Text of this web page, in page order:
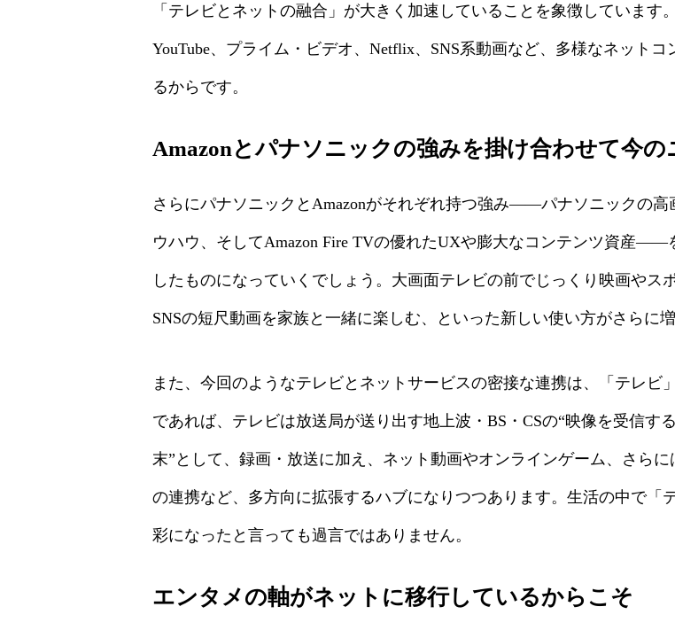
「テレビとネットの融合」が大きく加速していることを象徴しています
YouTube、プライム・ビデオ、Netflix、SNS系動画など、多様なネット
るからです。
Amazonとパナソニックの強みを掛け合わせて今の
さらにパナソニックとAmazonがそれぞれ持つ強み——パナソニックの
ウハウ、そしてAmazon Fire TVの優れたUXや膨大なコンテンツ資産
したものになっていくでしょう。大画面テレビの前でじっくり映画やス
SNSの短尺動画を家族と一緒に楽しむ、といった新しい使い方がさらに
また、今回のようなテレビとネットサービスの密接な連携は、「テレ
であれば、テレビは放送局が送り出す地上波・BS・CSの“映像を受信す
末”として、録画・放送に加え、ネット動画やオンラインゲーム、さら
の連携など、多方向に拡張するハブになりつつあります。生活の中で「
彩になったと言っても過言ではありません。
エンタメの軸がネットに移行しているからこそ